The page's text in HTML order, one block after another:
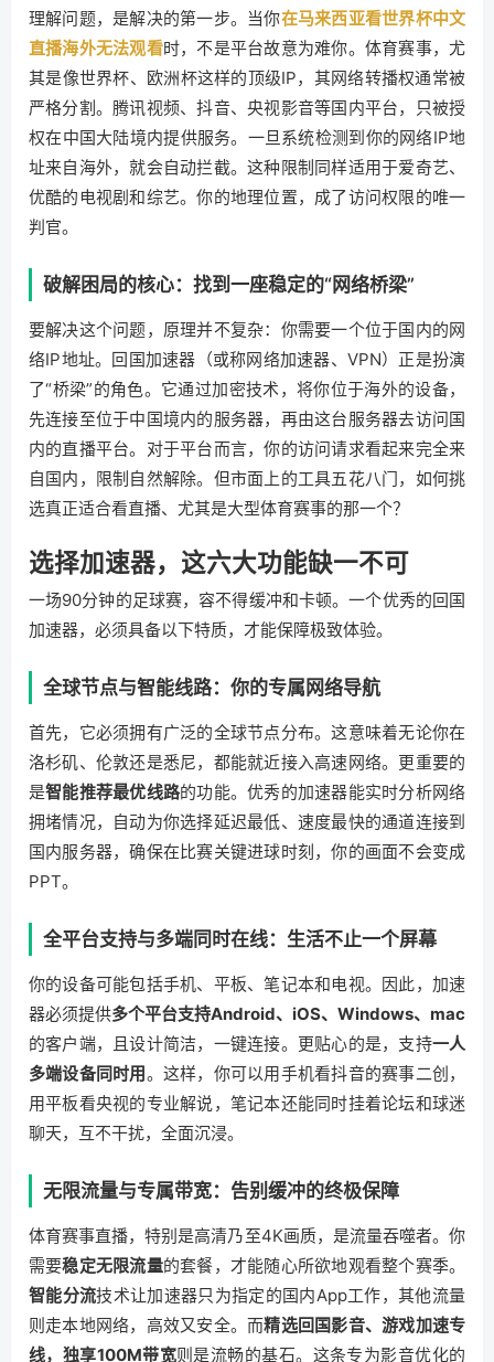
理解问题，是解决的第一步。当你在马来西亚看世界杯中文
直播海外无法观看时，不是平台故意为难你。体育赛事，尤
其是像世界杯、欧洲杯这样的顶级IP，其网络转播权通常被
严格分割。腾讯视频、抖音、央视影音等国内平台，只被授
权在中国大陆境内提供服务。一旦系统检测到你的网络IP地
址来自海外，就会自动拦截。这种限制同样适用于爱奇艺、
优酷的电视剧和综艺。你的地理位置，成了访问权限的唯一
判官。
破解困局的核心：找到一座稳定的“网络桥梁”
要解决这个问题，原理并不复杂：你需要一个位于国内的网
络IP地址。回国加速器（或称网络加速器、VPN）正是扮演
了“桥梁”的角色。它通过加密技术，将你位于海外的设备，
先连接至位于中国境内的服务器，再由这台服务器去访问国
内的直播平台。对于平台而言，你的访问请求看起来完全来
自国内，限制自然解除。但市面上的工具五花八门，如何挑
选真正适合看直播、尤其是大型体育赛事的那一个？
选择加速器，这六大功能缺一不可
一场90分钟的足球赛，容不得缓冲和卡顿。一个优秀的回国
加速器，必须具备以下特质，才能保障极致体验。
全球节点与智能线路：你的专属网络导航
首先，它必须拥有广泛的全球节点分布。这意味着无论你在
洛杉矶、伦敦还是悉尼，都能就近接入高速网络。更重要的
是智能推荐最优线路的功能。优秀的加速器能实时分析网络
拥堵情况，自动为你选择延迟最低、速度最快的通道连接到
国内服务器，确保在比赛关键进球时刻，你的画面不会变成
PPT。
全平台支持与多端同时在线：生活不止一个屏幕
你的设备可能包括手机、平板、笔记本和电视。因此，加速
器必须提供多个平台支持Android、iOS、Windows、mac
的客户端，且设计简洁，一键连接。更贴心的是，支持一人
多端设备同时用。这样，你可以用手机看抖音的赛事二创，
用平板看央视的专业解说，笔记本还能同时挂着论坛和球迷
聊天，互不干扰，全面沉浸。
无限流量与专属带宽：告别缓冲的终极保障
体育赛事直播，特别是高清乃至4K画质，是流量吞噬者。你
需要稳定无限流量的套餐，才能随心所欲地观看整个赛季。
智能分流技术让加速器只为指定的国内App工作，其他流量
则走本地网络，高效又安全。而精选回国影音、游戏加速专
线，独享100M带宽则是流畅的基石。这条专为影音优化的